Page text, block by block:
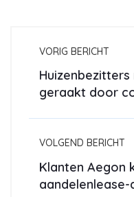
VORIG BERICHT
geraakt door
VOLGEND BERICHT
Klanten Aegon